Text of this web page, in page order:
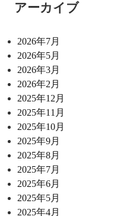
アーカイブ
2026年7月
2026年5月
2026年3月
2026年2月
2025年12月
2025年11月
2025年10月
2025年9月
2025年8月
2025年7月
2025年6月
2025年5月
2025年4月